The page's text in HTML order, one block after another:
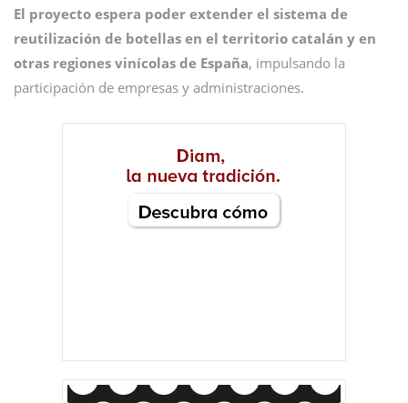
El proyecto espera poder extender el sistema de
reutilización de botellas en el territorio catalán y en
otras regiones vinícolas de España, impulsando la
participación de empresas y administraciones.